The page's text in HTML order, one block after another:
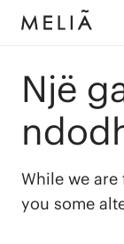
Një
While we
you some